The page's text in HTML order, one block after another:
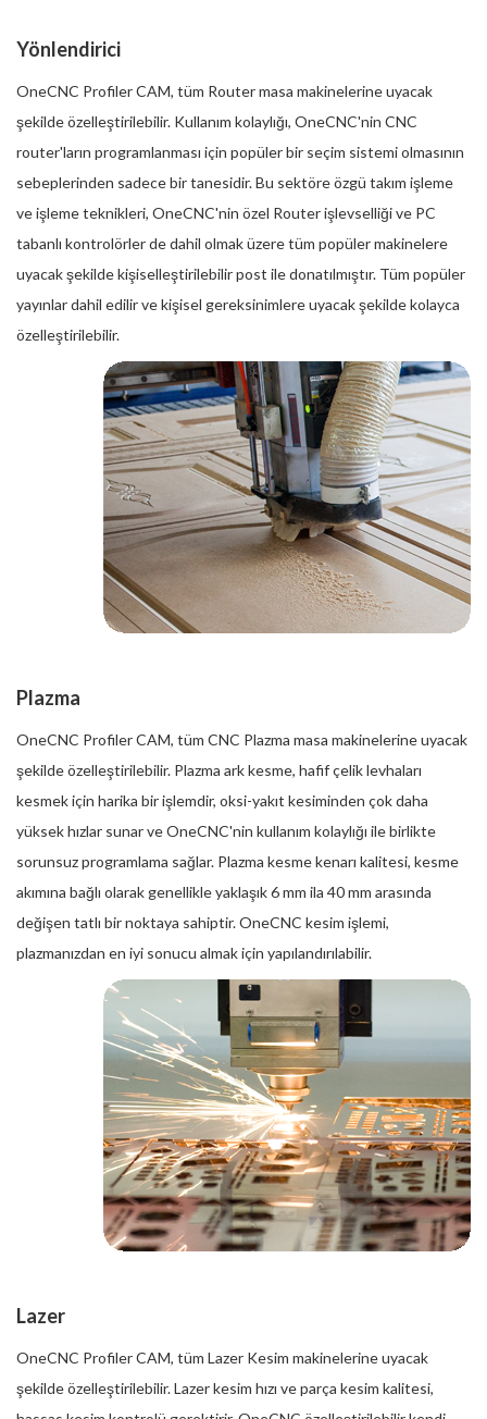
Yönlendirici
OneCNC Profiler CAM, tüm Router masa makinelerine uyacak
şekilde özelleştirilebilir. Kullanım kolaylığı, OneCNC'nin CNC
router'ların programlanması için popüler bir seçim sistemi olmasının
sebeplerinden sadece bir tanesidir. Bu sektöre özgü takım işleme
ve işleme teknikleri, OneCNC'nin özel Router işlevselliği ve PC
tabanlı kontrolörler de dahil olmak üzere tüm popüler makinelere
uyacak şekilde kişiselleştirilebilir post ile donatılmıştır. Tüm popüler
yayınlar dahil edilir ve kişisel gereksinimlere uyacak şekilde kolayca
özelleştirilebilir.
Plazma
OneCNC Profiler CAM, tüm CNC Plazma masa makinelerine uyacak
şekilde özelleştirilebilir. Plazma ark kesme, hafif çelik levhaları
kesmek için harika bir işlemdir, oksi-yakıt kesiminden çok daha
yüksek hızlar sunar ve OneCNC'nin kullanım kolaylığı ile birlikte
sorunsuz programlama sağlar. Plazma kesme kenarı kalitesi, kesme
akımına bağlı olarak genellikle yaklaşık 6 mm ila 40 mm arasında
değişen tatlı bir noktaya sahiptir. OneCNC kesim işlemi,
plazmanızdan en iyi sonucu almak için yapılandırılabilir.
Lazer
OneCNC Profiler CAM, tüm Lazer Kesim makinelerine uyacak
şekilde özelleştirilebilir. Lazer kesim hızı ve parça kesim kalitesi,